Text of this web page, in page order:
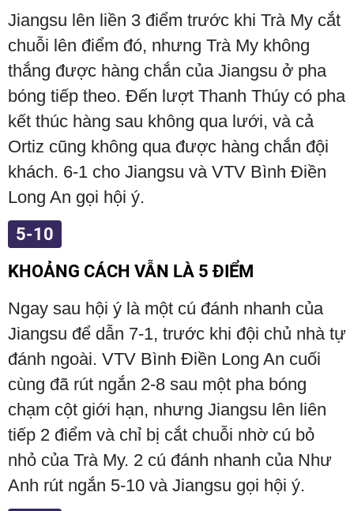
Jiangsu lên liền 3 điểm trước khi Trà My cắt
chuỗi lên điểm đó, nhưng Trà My không
thắng được hàng chắn của Jiangsu ở pha
bóng tiếp theo. Đến lượt Thanh Thúy có pha
kết thúc hàng sau không qua lưới, và cả
Ortiz cũng không qua được hàng chắn đội
khách. 6-1 cho Jiangsu và VTV Bình Điền
Long An gọi hội ý.
5-10
KHOẢNG CÁCH VẪN LÀ 5 ĐIỂM
Ngay sau hội ý là một cú đánh nhanh của
Jiangsu để dẫn 7-1, trước khi đội chủ nhà tự
đánh ngoài. VTV Bình Điền Long An cuối
cùng đã rút ngắn 2-8 sau một pha bóng
chạm cột giới hạn, nhưng Jiangsu lên liên
tiếp 2 điểm và chỉ bị cắt chuỗi nhờ cú bỏ
nhỏ của Trà My. 2 cú đánh nhanh của Như
Anh rút ngắn 5-10 và Jiangsu gọi hội ý.